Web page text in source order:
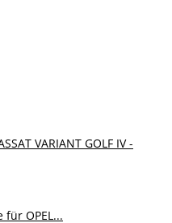
VARIANT GOLF IV -